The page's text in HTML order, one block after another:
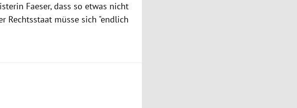
Faeser, dass so etwas nicht
Rechtsstaat müsse sich "endlich